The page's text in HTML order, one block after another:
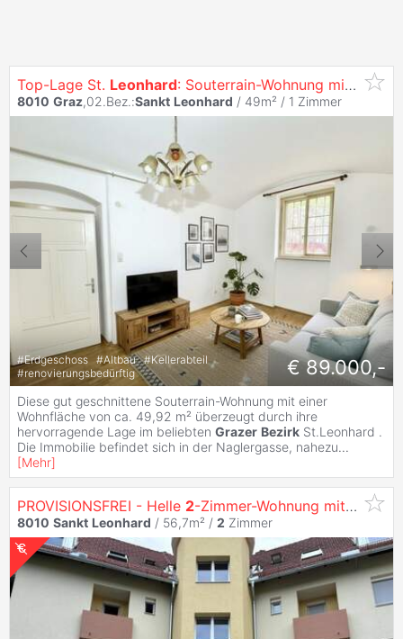
Top-Lage St. Leonhard: Souterrain-Wohnung mit Potenzial
8010 Graz,02.Bez.:Sankt Leonhard / 49m² / 1 Zimmer
#Erdgeschoss #Altbau #Kellerabteil
#renovierungsbedürftig € 89.000,-
Diese gut geschnittene Souterrain-Wohnung mit einer
Wohnfläche von ca. 49,92 m² überzeugt durch ihre
hervorragende Lage im beliebten Grazer Bezirk St.Leonhard .
Die Immobilie befindet sich in der Naglergasse, nahezu...
[Mehr]
PROVISIONSFREI - Helle 2-Zimmer-Wohnung mit Loggia und Terrasse - Eigentum -
8010 Sankt Leonhard / 56,7m² / 2 Zimmer